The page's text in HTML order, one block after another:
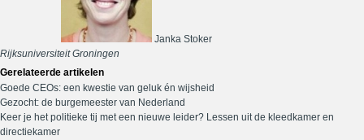
Janka Stoker
Rijksuniversiteit Groningen
Gerelateerde artikelen
Goede CEOs: een kwestie van geluk én wijsheid
Gezocht: de burgemeester van Nederland
Keer je het politieke tij met een nieuwe leider? Lessen uit de kleedkamer en
directiekamer